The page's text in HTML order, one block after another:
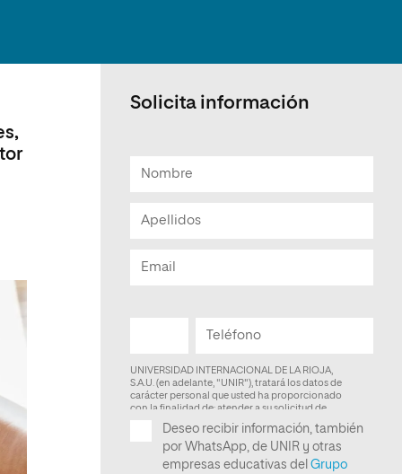
y Tecnología (ESIT)
Facultad de Artes y Ciencias
Sociales
Solicita información